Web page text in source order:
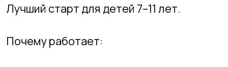
Отличный вариант для детей 9–13 лет,